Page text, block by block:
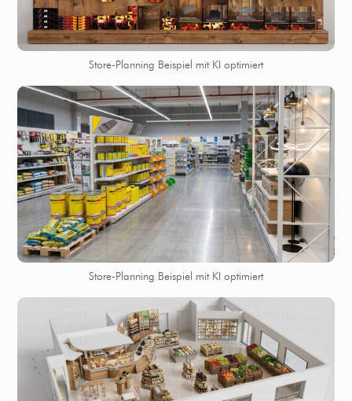
Store-Planning Beispiel mit KI optimiert
Store-Planning Beispiel mit KI optimiert